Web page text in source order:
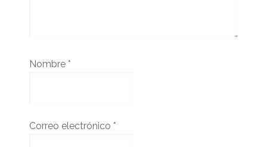
Nombre *
Correo electrónico *